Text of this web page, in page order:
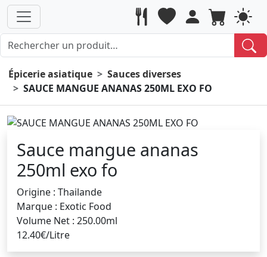
Épicerie asiatique
Sauces diverses
SAUCE MANGUE ANANAS 250ML EXO FO
Sauce mangue ananas
250ml exo fo
Origine : Thailande
Marque : Exotic Food
Volume Net : 250.00ml
12.40€/Litre